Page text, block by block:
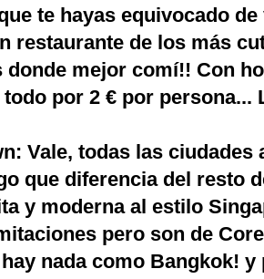
te hayas equivocado
restaurante de los más
donde mejor comí!! Con
por 2 € por
Vale, todas las
que diferencia del resto
y moderna al estilo
pero son de
nada como Bangkok!